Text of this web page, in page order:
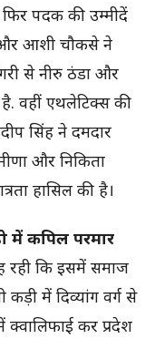
पदक की उम्मीदें
और आशी चौकसे ने
से नीरु ठंडा और
वहीं एथलेटिक्स की
सिंह ने दमदार
और निकिता
हासिल की है।
में कपिल परमार
रही कि इसमें समाज
में दिव्यांग वर्ग से
कर प्रदेश